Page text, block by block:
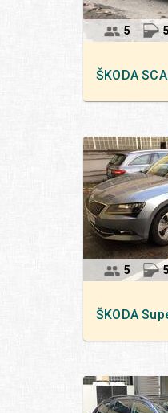
ŠKODA
5
ŠKODA
5